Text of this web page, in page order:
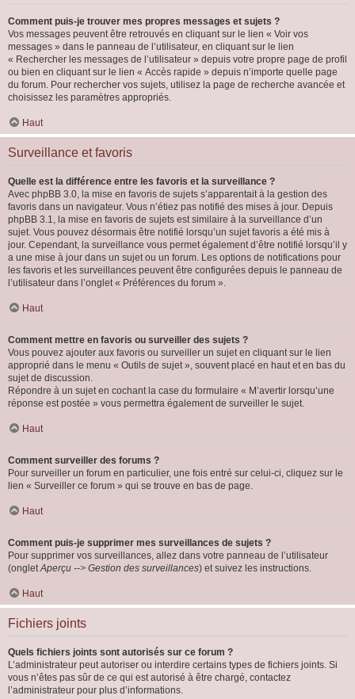
Comment puis-je trouver mes propres messages et sujets ?
Vos messages peuvent être retrouvés en cliquant sur le lien « Voir vos
messages » dans le panneau de l’utilisateur, en cliquant sur le lien
« Rechercher les messages de l’utilisateur » depuis votre propre page de profil
ou bien en cliquant sur le lien « Accès rapide » depuis n’importe quelle page
du forum. Pour rechercher vos sujets, utilisez la page de recherche avancée et
choisissez les paramètres appropriés.
Haut
Surveillance et favoris
Quelle est la différence entre les favoris et la surveillance ?
Avec phpBB 3.0, la mise en favoris de sujets s’apparentait à la gestion des
favoris dans un navigateur. Vous n’étiez pas notifié des mises à jour. Depuis
phpBB 3.1, la mise en favoris de sujets est similaire à la surveillance d’un
sujet. Vous pouvez désormais être notifié lorsqu’un sujet favoris a été mis à
jour. Cependant, la surveillance vous permet également d’être notifié lorsqu’il y
a une mise à jour dans un sujet ou un forum. Les options de notifications pour
les favoris et les surveillances peuvent être configurées depuis le panneau de
l’utilisateur dans l’onglet « Préférences du forum ».
Haut
Comment mettre en favoris ou surveiller des sujets ?
Vous pouvez ajouter aux favoris ou surveiller un sujet en cliquant sur le lien
approprié dans le menu « Outils de sujet », souvent placé en haut et en bas du
sujet de discussion.
Répondre à un sujet en cochant la case du formulaire « M’avertir lorsqu’une
réponse est postée » vous permettra également de surveiller le sujet.
Haut
Comment surveiller des forums ?
Pour surveiller un forum en particulier, une fois entré sur celui-ci, cliquez sur le
lien « Surveiller ce forum » qui se trouve en bas de page.
Haut
Comment puis-je supprimer mes surveillances de sujets ?
Pour supprimer vos surveillances, allez dans votre panneau de l’utilisateur
(ongletAperçu --> Gestion des surveillances) et suivez les instructions.
Haut
Fichiers joints
Quels fichiers joints sont autorisés sur ce forum ?
L’administrateur peut autoriser ou interdire certains types de fichiers joints. Si
vous n’êtes pas sûr de ce qui est autorisé à être chargé, contactez
l’administrateur pour plus d’informations.